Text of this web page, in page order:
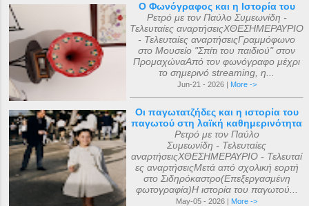
Ο Φωνόγραφος και η Ιστορία του
Ρετρό με τον Παύλο Συμεωνίδη -
Τελευταίες αναρτήσειςΧΘΕΣΗΜΕΡΑΥΡΙΟ
- Τελευταίες αναρτήσειςΓραμμόφωνο
στο Μουσείο "Σπίτι του παιδιού" στον
ΠρομαχώναΑπό τον φωνόγραφο μέχρι
το σημερινό streaming, η...
Jun-21 - 2026 | More ->
Οι παγωτατζήδες και η ιστορία του
παγωτού στη λαϊκή καθημερινότητα
Ρετρό με τον Παύλο
Συμεωνίδη - Τελευταίες
αναρτήσειςΧΘΕΣΗΜΕΡΑΥΡΙΟ - Τελευταί
ες αναρτήσειςΜετά από σχολική εορτή
στο Σιδηρόκαστρο(Επεξεργασμένη
φωτογραφία)Η ιστορία του παγωτού...
May-05 - 2026 | More ->